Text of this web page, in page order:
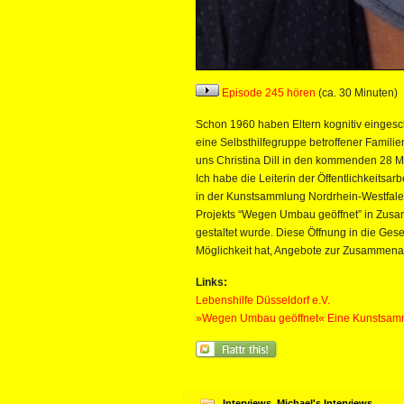
Episode 245 hören (ca. 30 Minuten)
Schon 1960 haben Eltern kognitiv
eine Selbsthilfegruppe betroffener
uns Christina Dill in den kommenden 28
Ich habe die Leiterin der
in der Kunstsammlung Nordrhein-
Projekts “Wegen Umbau geöffnet” in
gestaltet wurde. Diese Öffnung in die
Möglichkeit hat, Angebote zur
Links:
Lebenshilfe Düsseldorf e.V.
»Wegen Umbau geöffnet« Eine